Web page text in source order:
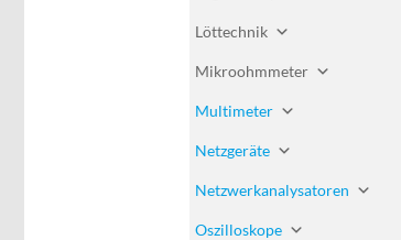
Löttechnik
Mikroohmmeter
Multimeter
Netzgeräte
Netzwerkanalysatoren
Oszilloskope